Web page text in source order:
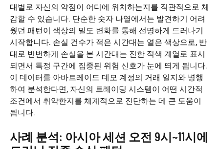
대별로 자신의 약점이 어디에 위치하는지를 직관적으로 체
감할 수 있습니다. 단순한 숫자 나열에서는 발견하기 어려
웠던 패턴이 색상의 밀도 변화를 통해 선명하게 드러나기
시작합니다. 손실 건수가 적은 시간대는 옅은 색상으로, 반
대로 빈번하게 손실을 본 시간대는 진한 적색 계열로 표시
되면서 특정 구간에 집중된 위험 신호가 눈에 띄게 됩니다.
이 데이터를 아바트레이드 데모 계정의 거래 일지와 병행
하여 분석한다면, 자신의 트레이딩 시스템이 어떤 시간적
조건에서 취약한지를 체계적으로 진단하는 데 큰 도움이
됩니다.
사례 분석: 아시아 세션 오전 9시~11시에